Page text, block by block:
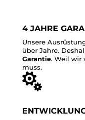
4 JAHRE
Unsere
über Jahre.
Garantie. Weil wir
muss.
